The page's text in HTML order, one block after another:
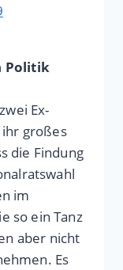
Politik
Ex-
ihr großes
die Findung
im
so ein Tanz
aber nicht
Es